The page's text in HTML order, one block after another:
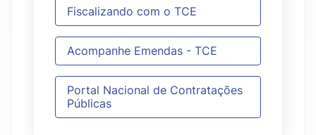
Fiscalizando com o TCE
Acompanhe Emendas - TCE
Portal Nacional de Contratações
Públicas